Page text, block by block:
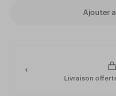
Ajouter
Livraison